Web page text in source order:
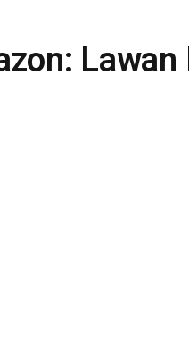
Lawan